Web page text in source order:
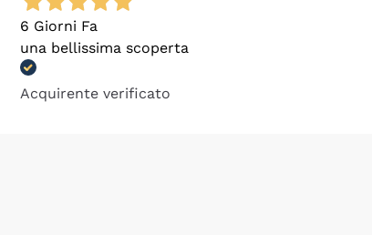
6 Giorni Fa
una bellissima scoperta
Acquirente verificato